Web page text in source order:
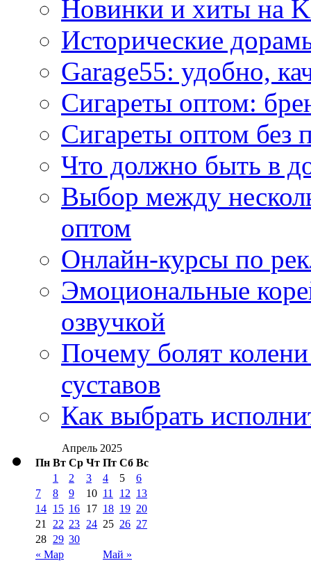
Новинки и хиты на
Исторические
Garage55: удобно,
Сигареты оптом:
Сигареты оптом без
Что должно быть в
Выбор между
оптом
Онлайн-курсы по
Эмоциональные
озвучкой
Почему болят
суставов
Как выбрать
Апрель 2025
Пн Вт Ср Чт Пт Сб Вс
« Мар Май »
1 2 3 4 5
6
7
8 9 10 11 12 13
14 15 16 17 18 19 20
21
22 23 24 25 26 27
28 29 30